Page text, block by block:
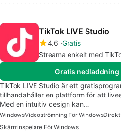
TikTok LIVE Studio
4.6 Gratis
Streama enkelt med
Gratis
TikTok LIVE Studio är ett
tillhandahåller en plattform för att
Med en intuitiv design kan…
WindowsVideoströmning För Windows
Skärminspelare För Windows